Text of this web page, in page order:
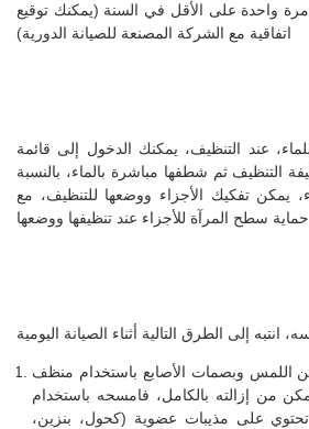
مرة واحدة على الأقل في السنة (يمكنك توقيع
اتفاقية مع الشركة المصنعة للصيانة الدورية)
عند التنظيف، يمكنك الدخول إلى قائمة
التنظيف ثم شطفها مباشرة بالماء، بالنسبة
يمكن تفكيك الأجزاء ووضعها للتنظيف، مع
عن اللمس وبصمات الأصابع باستخدام منظف
من إزالته بالكامل، فامسحه باستخدام
على مذيبات عضوية (كحول، بنزين،